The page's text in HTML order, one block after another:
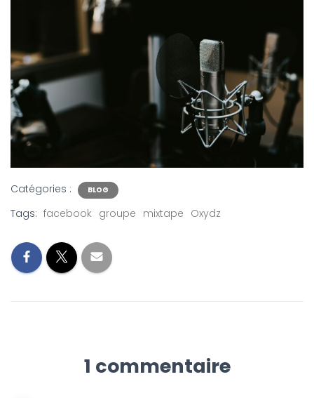
Catégories : BLOG
Tags: facebook groupe mixtape Oxydz
1 commentaire